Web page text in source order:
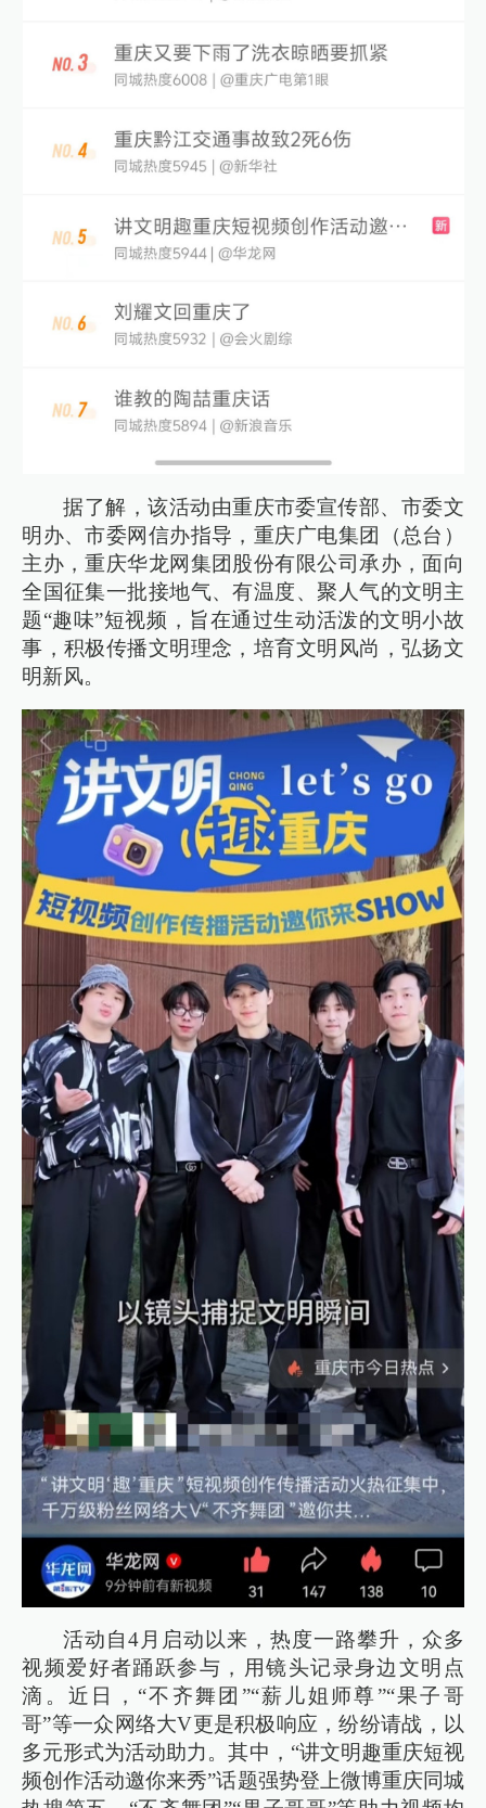
据了解，该活动由重庆市委宣传部、市委文
明办、市委网信办指导，重庆广电集团（总台）
主办，重庆华龙网集团股份有限公司承办，面向
全国征集一批接地气、有温度、聚人气的文明主
题“趣味”短视频，旨在通过生动活泼的文明小故
事，积极传播文明理念，培育文明风尚，弘扬文
明新风。
活动自4月启动以来，热度一路攀升，众多
视频爱好者踊跃参与，用镜头记录身边文明点
滴。近日，“不齐舞团”“薪儿姐师尊”“果子哥
哥”等一众网络大V更是积极响应，纷纷请战，以
多元形式为活动助力。其中，“讲文明趣重庆短视
频创作活动邀你来秀”话题强势登上微博重庆同城